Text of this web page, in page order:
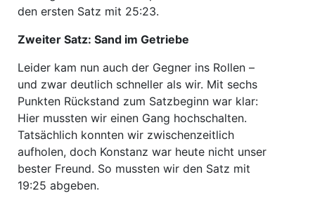
den ersten Satz mit 25:23.
Zweiter Satz: Sand im Getriebe
Leider kam nun auch der Gegner ins Rollen –
und zwar deutlich schneller als wir. Mit sechs
Punkten Rückstand zum Satzbeginn war klar:
Hier mussten wir einen Gang hochschalten.
Tatsächlich konnten wir zwischenzeitlich
aufholen, doch Konstanz war heute nicht unser
bester Freund. So mussten wir den Satz mit
19:25 abgeben.